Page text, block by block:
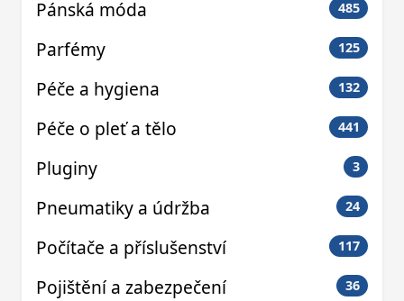
Pánská móda 485
Parfémy 125
Péče a hygiena 132
Péče o pleť a tělo 441
Pluginy 3
Pneumatiky a údržba 24
Počítače a příslušenství 117
Pojištění a zabezpečení 36